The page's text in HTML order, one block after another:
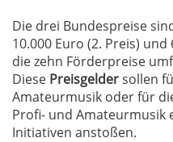
Die drei Bundespreise
10.000 Euro (2. Preis)
die zehn Förderpreise
Diese Preisgeldersollen
Amateurmusik oder für
Profi- und Amateurmusik
Initiativen anstoßen.